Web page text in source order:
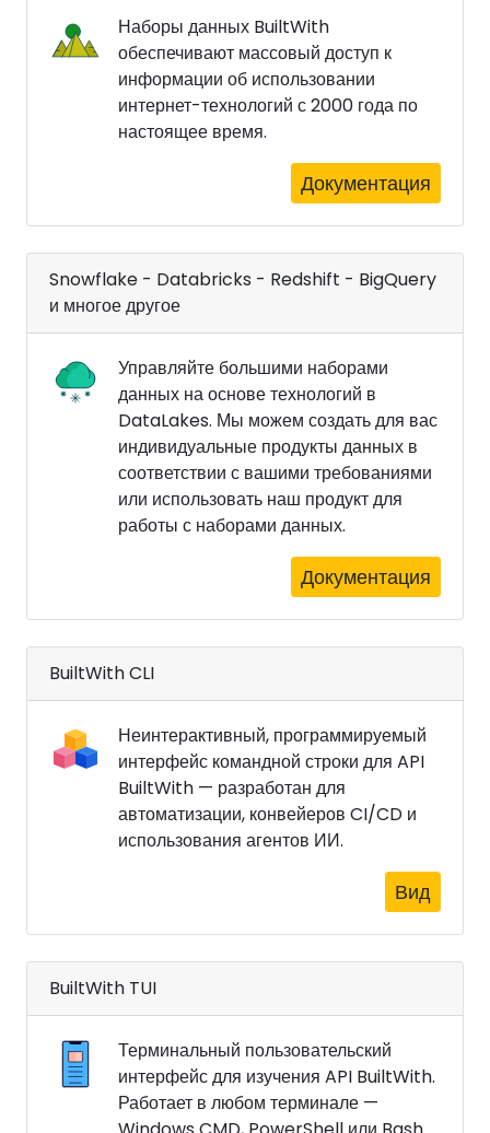
Наборы данных BuiltWith
обеспечивают массовый доступ к
информации об использовании
интернет-технологий с 2000 года по
настоящее время.
Документация
Snowflake - Databricks - Redshift - BigQuery
и многое другое
Управляйте большими наборами
данных на основе технологий в
DataLakes. Мы можем создать для вас
индивидуальные продукты данных в
соответствии с вашими требованиями
или использовать наш продукт для
работы с наборами данных.
Документация
BuiltWith CLI
Неинтерактивный, программируемый
интерфейс командной строки для API
BuiltWith — разработан для
автоматизации, конвейеров CI/CD и
использования агентов ИИ.
Вид
BuiltWith TUI
Терминальный пользовательский
интерфейс для изучения API BuiltWith.
Работает в любом терминале —